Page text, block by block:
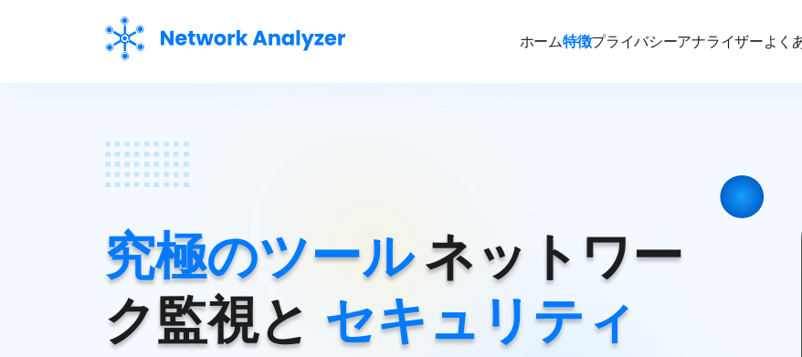
ホーム特徴プライバシーアナライザーよく
究極のツールネットワー
ク監視と セキュリティ